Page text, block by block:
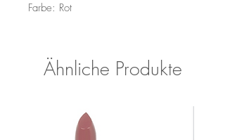
Farbe: Rot
Ähnliche Produkte